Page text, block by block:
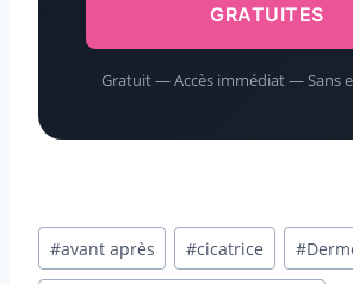
GRATUITES
Gratuit — Accès immédiat — Sans
Étiquettes
de
#avant après #cicatrice #